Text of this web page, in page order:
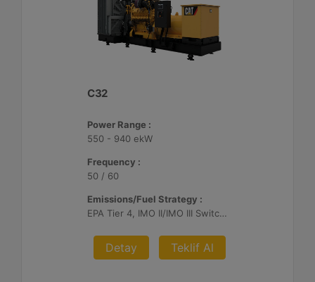
C32
Power Range :
550 - 940 ekW
Frequency :
50 / 60
Emissions/Fuel Strategy :
EPA Tier 4, IMO II/IMO III Switchable, EU Stage V
Detay Teklif Al